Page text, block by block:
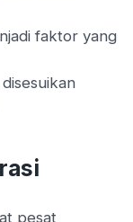
faktor yang
pesat